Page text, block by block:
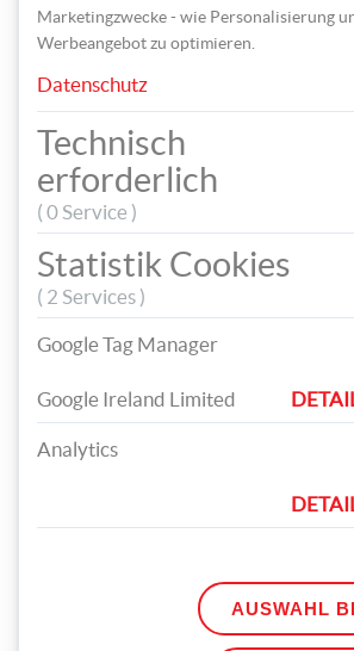
Zum Schluss die Kugeln mit Stopfnadel
Wendeöffnung zunähen.
Marketingzwecke - wie Personalisierung
Werbeangebot zu optimieren.
Datenschutz
Technisch
erforderlich
( 0 Service )
Statistik Cookies
( 2 Services )
Google Tag Manager
Google Ireland Limited
Analytics
AUSWAHL